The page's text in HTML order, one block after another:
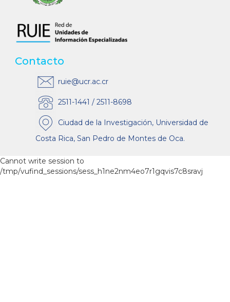
Contacto
ruie@ucr.ac.cr
2511-1441 / 2511-8698
Ciudad de la Investigación, Universidad de
Costa Rica, San Pedro de Montes de Oca.
Cannot write session to
/tmp/vufind_sessions/sess_h1ne2nm4eo7r1gqvis7c8sravj